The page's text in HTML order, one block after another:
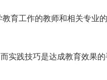
育工作的教师和相关专业
实践技巧是达成教育效果